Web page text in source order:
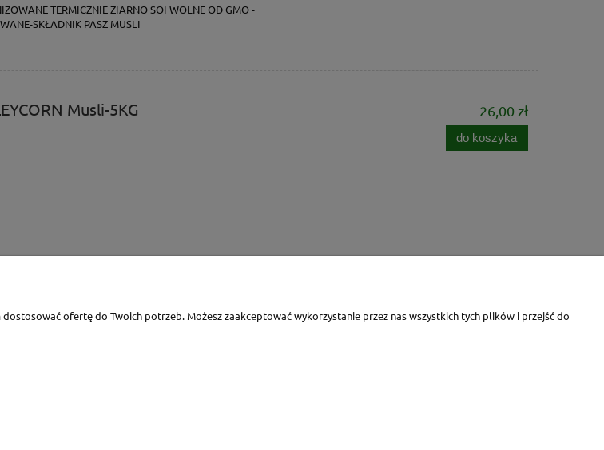
TERMICZNIE ZIARNO SOI WOLNE OD GMO -
SKŁADNIK PASZ MUSLI
Musli-5KG 26,00 zł
do koszyka
ofertę do Twoich potrzeb. Możesz zaakceptować wykorzystanie przez nas wszystkich tych plików i przejść do